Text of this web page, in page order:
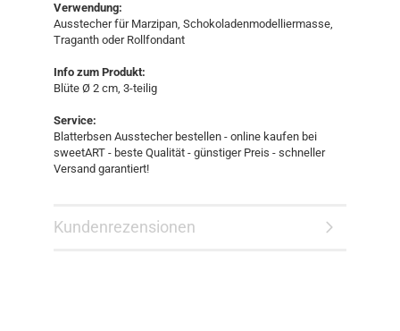
Verwendung:
Ausstecher für Marzipan, Schokoladenmodelliermasse,
Traganth oder Rollfondant
Info zum Produkt:
Blüte Ø 2 cm, 3-teilig
Service:
Blatterbsen Ausstecher bestellen - online kaufen bei
sweetART - beste Qualität - günstiger Preis - schneller
Versand garantiert!
Kundenrezensionen